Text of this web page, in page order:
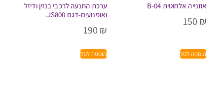
אוזנייה אלחוטית B-04
150 ₪
הוספה לסל
ערכת התנעה לרכבי בנזין ודיזל
ואופנועים-דגם JS800.
190 ₪
הוספה לסל